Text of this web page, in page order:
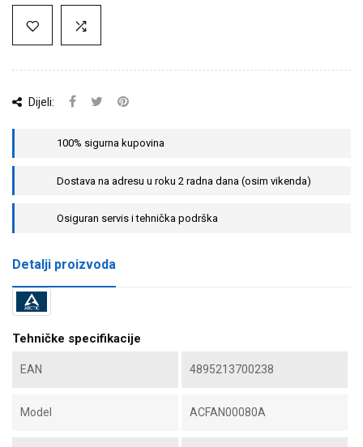
Dijeli:
100% sigurna kupovina
Dostava na adresu u roku 2 radna dana (osim vikenda)
Osiguran servis i tehnička podrška
Detalji proizvoda
Tehničke specifikacije
EAN 4895213700238
Model ACFAN00080A